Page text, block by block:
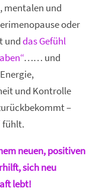
mentalen und
oder
unddas Gefühl
…… und
und Kontrolle
–
fühlt.
neuen, positiven
sich neu
lebt!